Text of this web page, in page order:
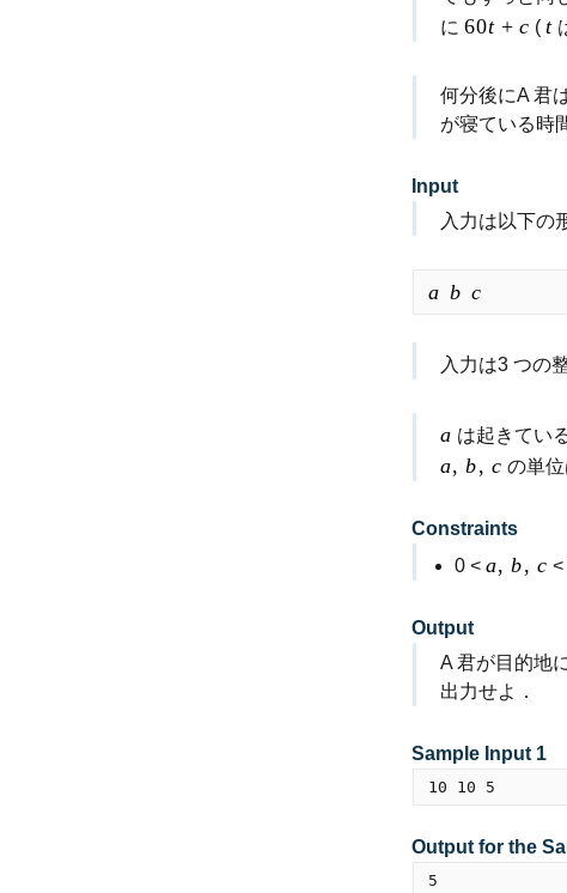
に 60t + c (t
何分後にA 君
が寝ている時
Input
入力は以下の
a b c
入力は3 つの
a は起きてい
a, b, c の単位
Constraints
0 < a, b, c <
Output
A 君が目的地
出力せよ．
Sample Input 1
Output for the